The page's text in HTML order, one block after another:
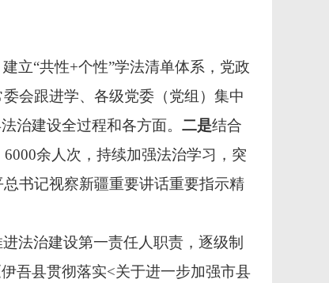
立“共性+个性”学法清单体系，党政
会跟进学、各级党委（党组）集中
治建设全过程和各方面。 二是结合
余人次，持续加强法治学习，突
书记视察新疆重要讲话重要指示精
法治建设第一责任人职责，逐级制
伊吾县贯彻落实<关于进一步加强市县